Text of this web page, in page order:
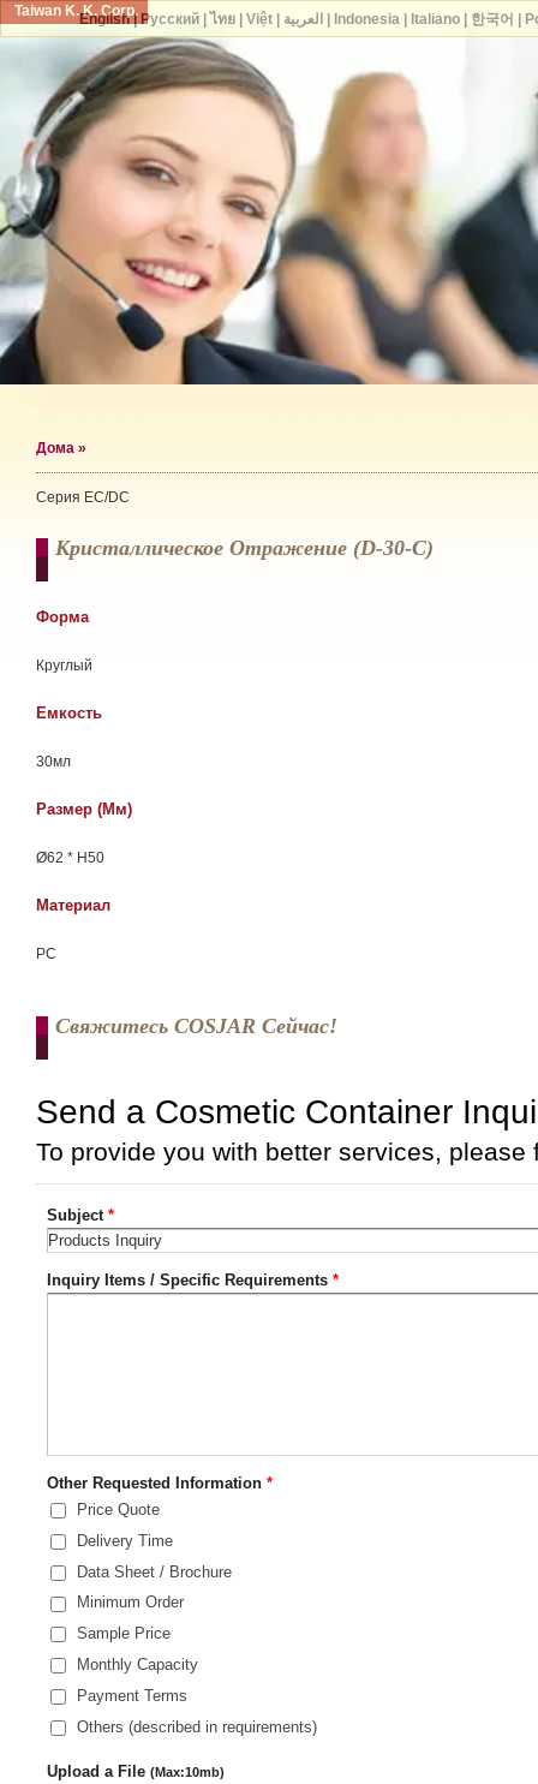
Taiwan K. K. Corp.
Дома »
Серия EC/DC
Кристаллическое Отражение (d-30-C)
Форма
Круглый
Емкость
30мл
Размер (мм)
Ø62 * H50
Материал
РС
Свяжитесь COSJAR Сейчас!
English| Русский| ไทย| Việt| العربية Indonesia| Italiano| 한국어